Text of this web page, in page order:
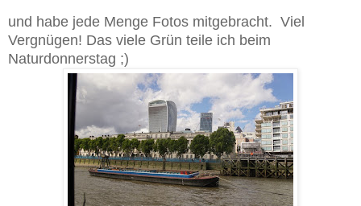
und habe jede Menge Fotos mitgebracht. Viel
Vergnügen! Das viele Grün teile ich beim
Naturdonnerstag ;)